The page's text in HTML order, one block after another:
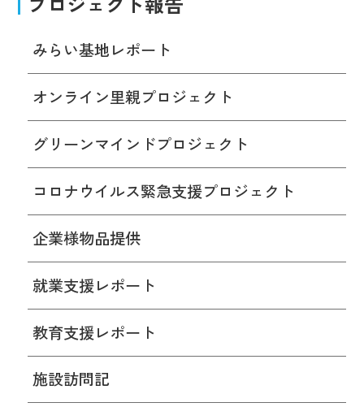
みらい基地レポート
オンライン里親プロジェクト
グリーンマインドプロジェクト
コロナウイルス緊急支援プロジェクト
企業様物品提供
就業支援レポート
教育支援レポート
施設訪問記